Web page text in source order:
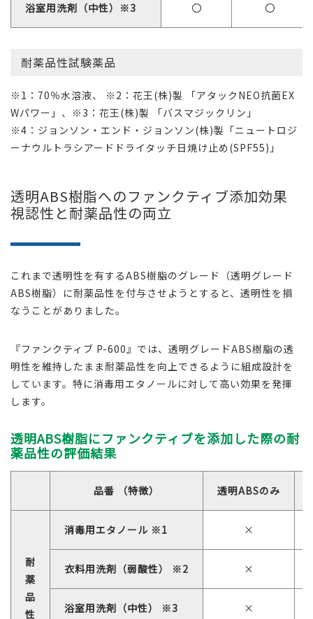
浴室用洗剤（中性）※3 〇 〇
耐薬品性試験薬品
※1：70％水溶液、 ※2：花王(株)製 「アタックNEO抗菌EX
Wパワー」、※3：花王(株)製 「バスマジックリン」
※4：ジョンソン・エンド・ジョンソン(株)製「ニュートロジ
ーナウルトラシアードドライタッチ日焼け止め(SPF55)」
透明ABS樹脂へのファンクティブ添加効果
視認性と耐薬品性の両立
これまで透明性を有するABS樹脂のグレード（透明グレード
ABS樹脂）に耐薬品性を付与させようとすると、透明性を損
なうことがありました。
『ファンクティブ P-600』では、透明グレードABS樹脂の透
明性を維持したまま耐薬品性を向上できるように組成設計を
しています。特に消毒用エタノールに対して高い効果を発揮
します。
透明ABS樹脂にファンクティブを添加した際の耐
薬品性の評価結果
品番 （特徴） 透明ABSのみ
耐
薬
品
性
消毒用エタノール ※1 ×
衣料用洗剤（弱酸性） ※2 ×
浴室用洗剤（中性） ※3 ×